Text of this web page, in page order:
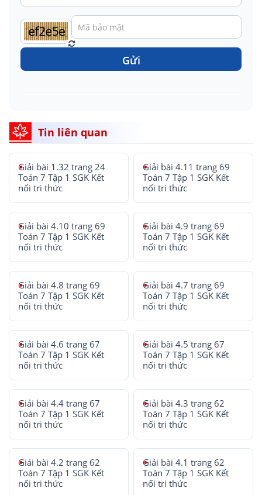
Gửi
Tin liên quan
Giải bài 1.32 trang 24
Toán 7 Tập 1 SGK Kết
nối tri thức
Giải bài 4.11 trang 69
Toán 7 Tập 1 SGK Kết
nối tri thức
Giải bài 4.10 trang 69
Toán 7 Tập 1 SGK Kết
nối tri thức
Giải bài 4.9 trang 69
Toán 7 Tập 1 SGK Kết
nối tri thức
Giải bài 4.8 trang 69
Toán 7 Tập 1 SGK Kết
nối tri thức
Giải bài 4.7 trang 69
Toán 7 Tập 1 SGK Kết
nối tri thức
Giải bài 4.6 trang 67
Toán 7 Tập 1 SGK Kết
nối tri thức
Giải bài 4.5 trang 67
Toán 7 Tập 1 SGK Kết
nối tri thức
Giải bài 4.4 trang 67
Toán 7 Tập 1 SGK Kết
nối tri thức
Giải bài 4.3 trang 62
Toán 7 Tập 1 SGK Kết
nối tri thức
Giải bài 4.2 trang 62
Toán 7 Tập 1 SGK Kết
nối tri thức
Giải bài 4.1 trang 62
Toán 7 Tập 1 SGK Kết
nối tri thức